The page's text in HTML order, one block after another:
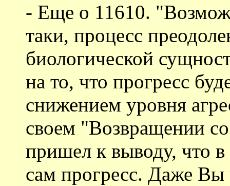
- Еще о 11610.
таки, процесс
биологической
на то, что прогресс
снижением уровня
своем "Возвращении
пришел к выводу, что в
сам прогресс. Даже Вы